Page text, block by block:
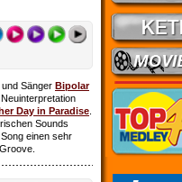
und Sänger Bipolar
Day in Paradise
Sounds
einen sehr